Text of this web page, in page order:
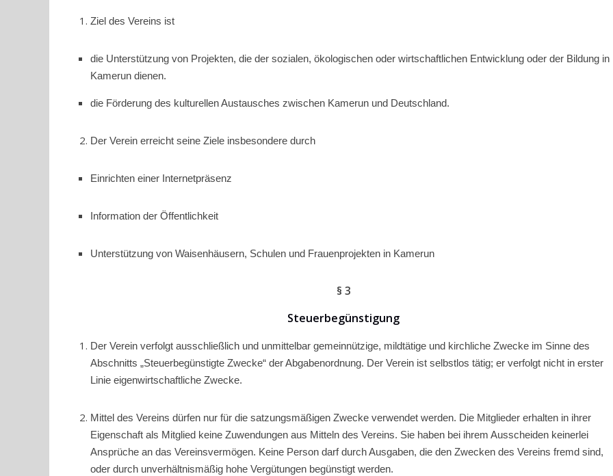
Ziel des Vereins ist
die Unterstützung von Projekten, die der sozialen, ökologischen oder wirtschaftlichen Entwicklung oder der Bildung in
Kamerun dienen.
die Förderung des kulturellen Austausches zwischen Kamerun und Deutschland.
Der Verein erreicht seine Ziele insbesondere durch
Einrichten einer Internetpräsenz
Information der Öffentlichkeit
Unterstützung von Waisenhäusern, Schulen und Frauenprojekten in Kamerun
§ 3
Steuerbegünstigung
Der Verein verfolgt ausschließlich und unmittelbar gemeinnützige, mildtätige und kirchliche Zwecke im Sinne des
Abschnitts „Steuerbegünstigte Zwecke“ der Abgabenordnung. Der Verein ist selbstlos tätig; er verfolgt nicht in erster
Linie eigenwirtschaftliche Zwecke.
Mittel des Vereins dürfen nur für die satzungsmäßigen Zwecke verwendet werden. Die Mitglieder erhalten in ihrer
Eigenschaft als Mitglied keine Zuwendungen aus Mitteln des Vereins. Sie haben bei ihrem Ausscheiden keinerlei
Ansprüche an das Vereinsvermögen. Keine Person darf durch Ausgaben, die den Zwecken des Vereins fremd sind,
oder durch unverhältnismäßig hohe Vergütungen begünstigt werden.